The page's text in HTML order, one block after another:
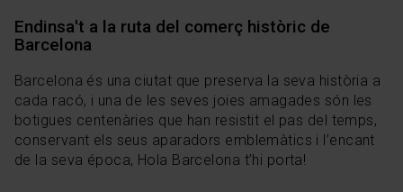
Endinsa't a la ruta del comerç històric de
Barcelona
Barcelona és una ciutat que preserva la seva història a
cada racó, i una de les seves joies amagades són les
botigues centenàries que han resistit el pas del temps,
conservant els seus aparadors emblemàtics i l’encant
de la seva época, Hola Barcelona t’hi porta!